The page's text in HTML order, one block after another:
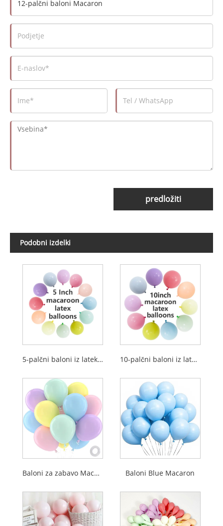
predložiti
Podobni izdelki
5-palčni baloni iz lateksa Macaron 10-palčni baloni iz lateksa Macaron
Baloni za zabavo Macaroon Baloni Blue Macaron